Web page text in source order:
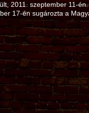
2011. szeptember
17‑én sugározta a